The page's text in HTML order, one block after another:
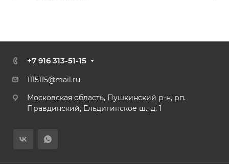
+7 916 313-51-15
1115115@mail.ru
Московская область, Пушкинский р-н, рп.
Правдинский, Ельдигинское ш., д. 1